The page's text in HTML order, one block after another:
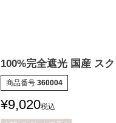
100%完全遮光 国産 ス
商品番号 360004
¥9,020税込